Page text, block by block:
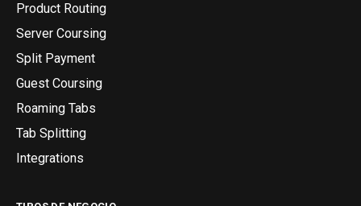
Product Routing
Server Coursing
Split Payment
Guest Coursing
Roaming Tabs
Tab Splitting
Integrations